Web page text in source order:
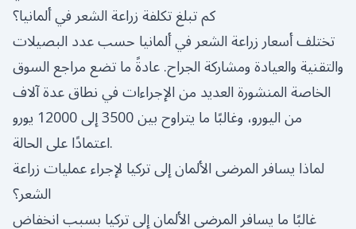
كم تبلغ تكلفة زراعة الشعر في ألمانيا؟
تختلف أسعار زراعة الشعر في ألمانيا حسب عدد البصيلات
والتقنية والعيادة ومشاركة الجراح. عادةً ما تضع مراجع السوق
الخاصة المنشورة العديد من الإجراءات في نطاق عدة آلاف
من اليورو، وغالبًا ما يتراوح بين 3500 إلى 12000 يورو
اعتمادًا على الحالة.
لماذا يسافر المرضى الألمان إلى تركيا لإجراء عمليات زراعة
الشعر؟
غالبًا ما يسافر المرضى الألمان إلى تركيا بسبب انخفاض